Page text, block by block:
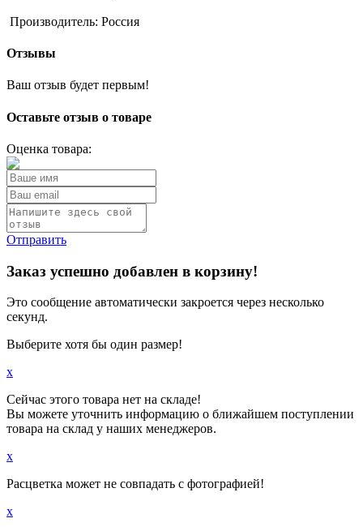
Производитель: Россия
Отзывы
Ваш отзыв будет первым!
Оставьте отзыв о товаре
Оценка товара:
Отправить
Заказ успешно добавлен в корзину!
Это сообщение автоматически закроется через несколько
секунд.
Выберите хотя бы один размер!
x
Сейчас этого товара нет на складе!
Вы можете уточнить информацию о ближайшем поступлении
товара на склад у наших менеджеров.
x
Расцветка может не совпадать с фотографией!
x